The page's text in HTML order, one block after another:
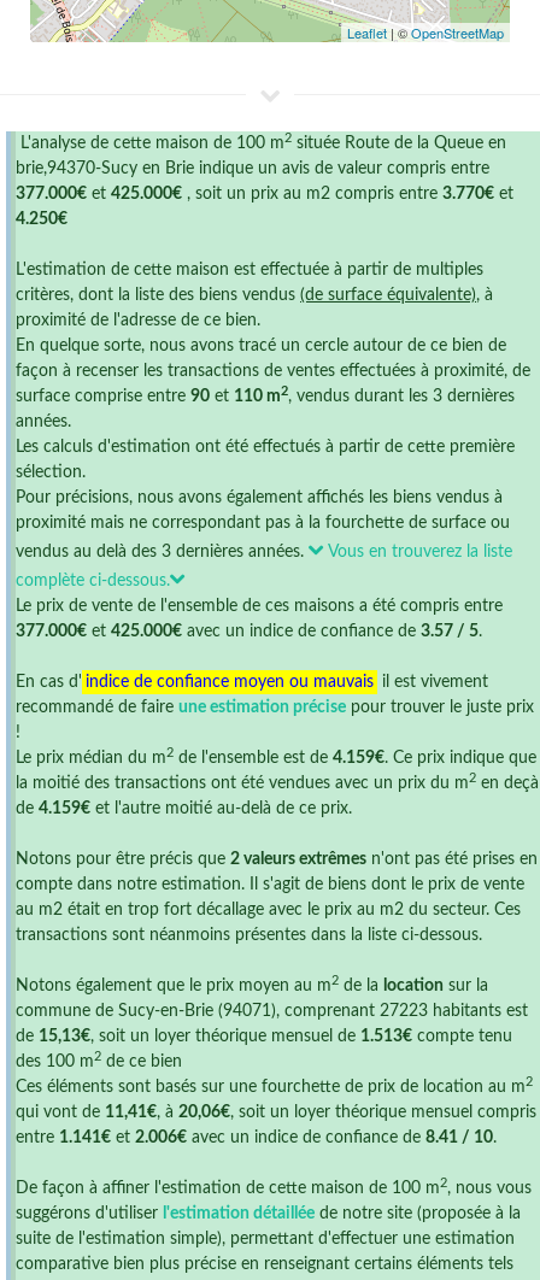
Leaflet | ©OpenStreetMap
L'analyse de cette maison de 100 m 2 située Route de la Queue en
brie,94370-Sucy en Brie indique un avis de valeur compris entre
377.000€ et 425.000€ , soit un prix au m2 compris entre 3.770€ et
4.250€
L'estimation de cette maison est effectuée à partir de multiples
critères, dont la liste des biens vendus (de surface équivalente), à
proximité de l'adresse de ce bien.
En quelque sorte, nous avons tracé un cercle autour de ce bien de
façon à recenser les transactions de ventes effectuées à proximité, de
surface comprise entre 90 et 110 m2, vendus durant les 3 dernières
années.
Les calculs d'estimation ont été effectués à partir de cette première
sélection.
Pour précisions, nous avons également affichés les biens vendus à
proximité mais ne correspondant pas à la fourchette de surface ou
vendus au delà des 3 dernières années.
Vous en trouverez la liste
complète ci-dessous.
Le prix de vente de l'ensemble de ces maisons a été compris entre
377.000€ et 425.000€ avec un indice de confiance de 3.57 / 5.
En cas d' indice de confiance moyen ou mauvais il est vivement
recommandé de faire une estimation précise pour trouver le juste prix
!
Le prix médian du m 2 de l'ensemble est de 4.159€. Ce prix indique que
la moitié des transactions ont été vendues avec un prix du m 2 en deçà
de 4.159€ et l'autre moitié au-delà de ce prix.
Notons pour être précis que 2 valeurs extrêmes n'ont pas été prises en
compte dans notre estimation. Il s'agit de biens dont le prix de vente
au m2 était en trop fort décallage avec le prix au m2 du secteur. Ces
transactions sont néanmoins présentes dans la liste ci-dessous.
Notons également que le prix moyen au m 2 de la location sur la
commune de Sucy-en-Brie (94071), comprenant 27223 habitants est
de 15,13€, soit un loyer théorique mensuel de 1.513€ compte tenu
des 100 m 2 de ce bien
Ces éléments sont basés sur une fourchette de prix de location au m 2
qui vont de 11,41€, à 20,06€, soit un loyer théorique mensuel compris
entre 1.141€ et 2.006€ avec un indice de confiance de 8.41 / 10.
De façon à affiner l'estimation de cette maison de 100 m 2, nous vous
suggérons d'utiliser l'estimation détaillée de notre site (proposée à la
suite de l'estimation simple), permettant d'effectuer une estimation
comparative bien plus précise en renseignant certains éléments tels